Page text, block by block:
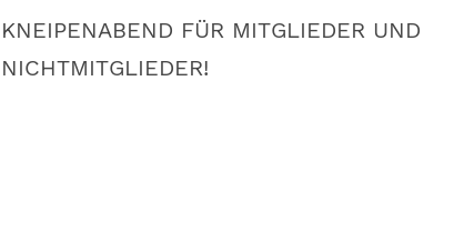
KNEIPENABEND FÜR MITGLIEDER UND
NICHTMITGLIEDER!